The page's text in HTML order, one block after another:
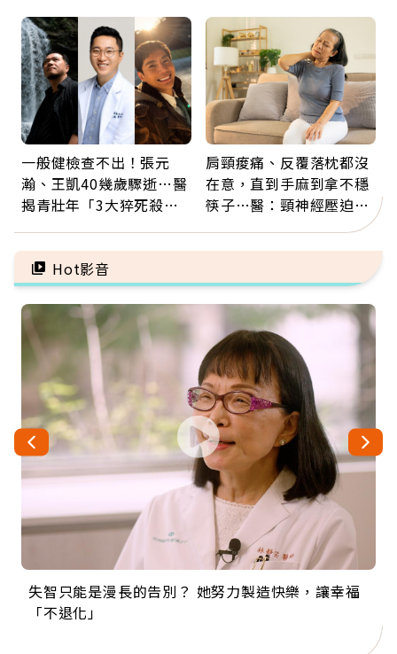
一般健檢查不出！張元
瀚、王凱40幾歲驟逝…醫
揭青壯年「3大猝死殺
雷
肩頸痠痛、反覆落枕都沒
在意，直到手麻到拿不穩
筷子…醫：頸神經壓迫上
身，打破固定姿勢才是關
鍵
Hot影音
失智只能是漫長的告別？ 她努力製造快樂，讓幸福
「不退化」
來自剛果的巧克力神父 為台灣奉獻36年 「台灣是我
的家，我連作夢都講台語！」
63歲卸矽谷副總、搬回台灣找快樂！「蛋黃哥小
丑」走進安養院，逗樂上萬爺奶：退休後才開始真
104歲打破金氏世界紀錄 成為全球最年長羽球選
手，分享長壽的秘密原來是「這個」
事業巔峰他選擇追夢…黑手阿伯拉小提琴還登上小
巨蛋！連CNN都大讚！